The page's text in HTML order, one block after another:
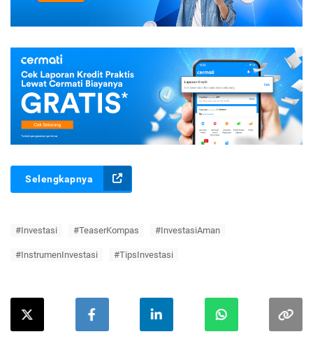
Selengkapnya
#Investasi #TeaserKompas #InvestasiAman
#InstrumenInvestasi #TipsInvestasi